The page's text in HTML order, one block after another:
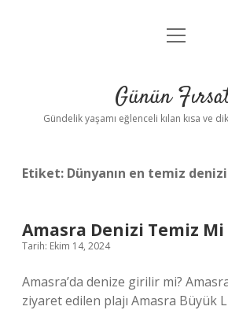
Anasayfa
Yasal Uyarı
menüyü
Günün
Gündelik yaşamı eğlenceli kılan kısa ve
Etiket: Dünyanın en temiz
Amasra Denizi Temiz Mi
Tarih: Ekim 14, 2024
Amasra’da denize girilir mi?
ziyaret edilen plajı Amasra Büyük